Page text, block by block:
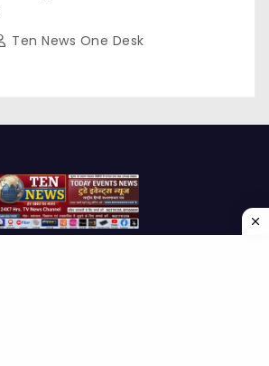
Ten News One Desk